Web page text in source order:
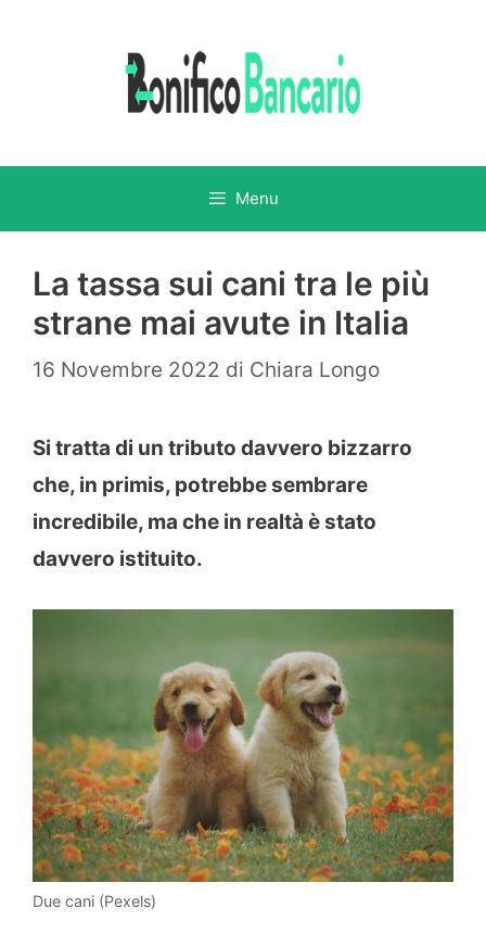
Menu
La tassa sui cani tra le più
strane mai avute in Italia
16 Novembre 2022 di Chiara Longo
Si tratta di un tributo davvero bizzarro
che, in primis, potrebbe sembrare
incredibile, ma che in realtà è stato
davvero istituito.
Due cani (Pexels)